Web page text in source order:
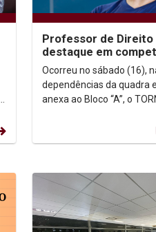
Professor de Direito
destaque em
Tênis de Mesa
Ocorreu no sábado (16),
dependências da quadra
anexa ao Bloco “A”, o
TÊNIS DE